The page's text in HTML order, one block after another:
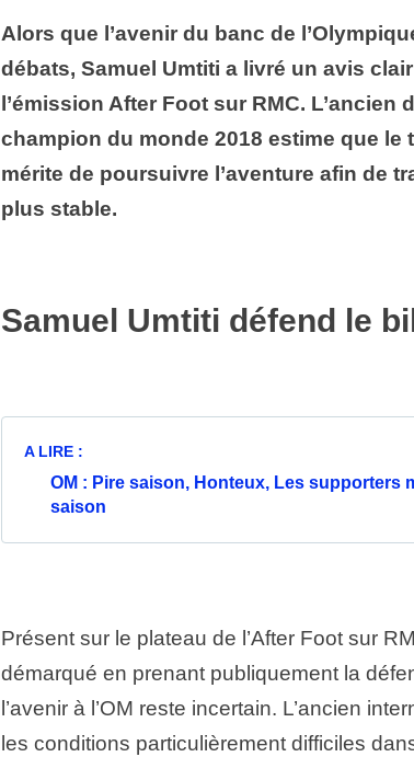
Alors que l’avenir du banc de
débats, Samuel Umtiti a livré un avis
l’émission After Foot sur RMC. L’ancien
champion du monde 2018 estime que le
mérite de poursuivre l’aventure afin de
plus stable.
Samuel Umtiti défend le
A LIRE :
OM : Pire saison, Honteux, Les supporters
saison
Présent sur le plateau de l’After Foot sur
démarqué en prenant publiquement la
l’avenir à l’OM reste incertain. L’ancien
les conditions particulièrement difficiles